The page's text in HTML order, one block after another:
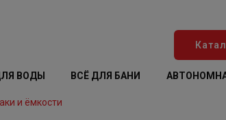
ВОДЫ ВСЁ ДЛЯ БАНИ
и ёмкости